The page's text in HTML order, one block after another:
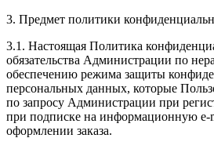
3. Предмет политики
3.1. Настоящая Политика
обязательства Администрации по
обеспечению режима защиты
персональных данных, которые
по запросу Администрации при
при подписке на информационную e-
оформлении заказа.